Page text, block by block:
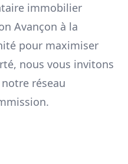
immobilier
Avançon à la
pour maximiser
nous vous invitons
réseau